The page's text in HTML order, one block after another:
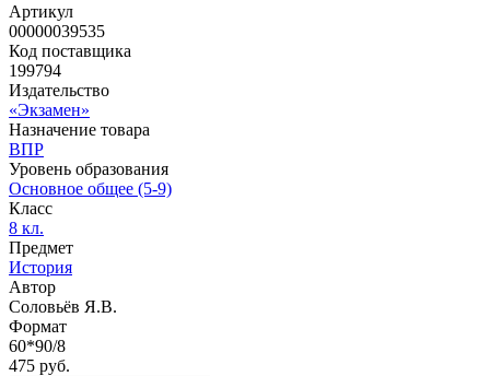
Артикул
00000039535
Код поставщика
199794
Издательство
«Экзамен»
Назначение товара
ВПР
Уровень образования
Основное общее (5-9)
Класс
8 кл.
Предмет
История
Автор
Соловьёв Я.В.
Формат
60*90/8
475 руб.